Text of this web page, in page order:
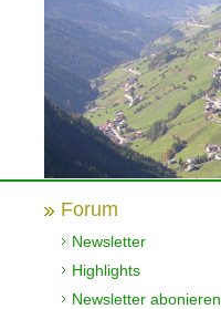
Forum
Newsletter
Highlights
Newsletter abonieren